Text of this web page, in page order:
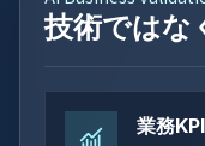
技術ではな
業務